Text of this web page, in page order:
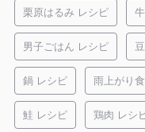
栗原はるみ レシピ
男子ごはん レシピ
鍋 レシピ 雨上がり
鮭 レシピ 鶏肉 レシ